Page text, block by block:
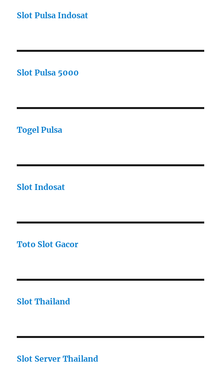
Slot Pulsa Indosat
Slot Pulsa 5000
Togel Pulsa
Slot Indosat
Toto Slot Gacor
Slot Thailand
Slot Server Thailand